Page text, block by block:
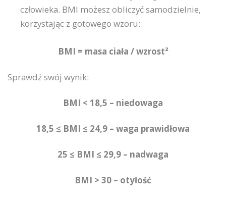
człowieka. BMI możesz obliczyć samodzielnie,
korzystając z gotowego wzoru:
BMI = masa ciała / wzrost²
Sprawdź swój wynik:
BMI < 18,5 – niedowaga
18,5 ≤ BMI ≤ 24,9 – waga prawidłowa
25 ≤ BMI ≤ 29,9 – nadwaga
BMI > 30 – otyłość